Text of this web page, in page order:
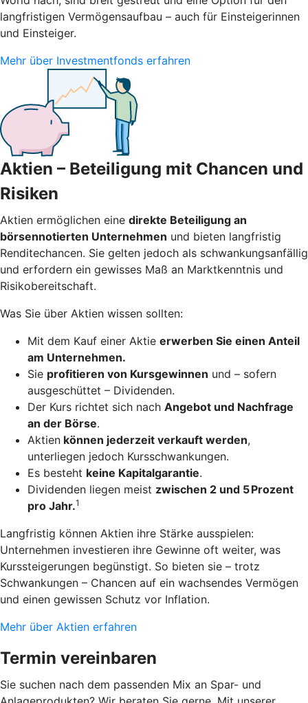
langfristigen Vermögensaufbau – auch für Einsteigerinnen
und Einsteiger.
Mehr über Investmentfonds erfahren
Aktien – Beteiligung mit Chancen und
Risiken
Aktien ermöglichen eine direkte Beteiligung an
börsennotierten Unternehmen und bieten langfristig
Renditechancen. Sie gelten jedoch als schwankungsanfällig
und erfordern ein gewisses Maß an Marktkenntnis und
Risikobereitschaft.
Was Sie über Aktien wissen sollten:
Mit dem Kauf einer Aktie erwerben Sie einen Anteil
am Unternehmen.
Sie profitieren von Kursgewinnen und – sofern
ausgeschüttet – Dividenden.
Der Kurs richtet sich nach Angebot und Nachfrage
an der Börse.
Aktien können jederzeit verkauft werden,
unterliegen jedoch Kursschwankungen.
Es besteht keine Kapitalgarantie.
Dividenden liegen meist zwischen 2 und 5 Prozent
pro Jahr.1
Langfristig können Aktien ihre Stärke ausspielen:
Unternehmen investieren ihre Gewinne oft weiter, was
Kurssteigerungen begünstigt. So bieten sie – trotz
Schwankungen – Chancen auf ein wachsendes Vermögen
und einen gewissen Schutz vor Inflation.
Mehr über Aktien erfahren
Termin vereinbaren
Sie suchen nach dem passenden Mix an Spar- und